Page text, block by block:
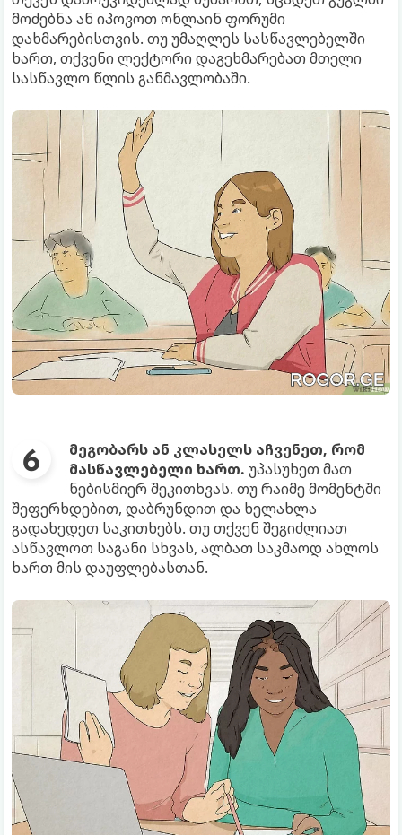
მოძებნა ან იპოვოთ ონლაინ ფორუმი
დახმარებისთვის. თუ უმაღლეს სასწავლებელში
ხართ, თქვენი ლექტორი დაგეხმარებათ მთელი
სასწავლო წლის განმავლობაში.
მეგობარს ან კლასელს აჩვენეთ, რომ
მასწავლებელი ხართ. უპასუხეთ მათ
ნებისმიერ შეკითხვას. თუ რაიმე მომენტში
შეფერხდებით, დაბრუნდით და ხელახლა
გადახედეთ საკითხებს. თუ თქვენ შეგიძლიათ
ასწავლოთ საგანი სხვას, ალბათ საკმაოდ ახლოს
ხართ მის დაუფლებასთან.